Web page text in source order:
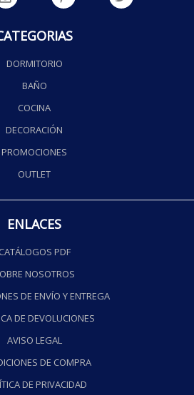
DORMITORIO
BAÑO
COCINA
DECORACIÓN
PROMOCIONES
OUTLET
ENLACES
CATÁLOGOS PDF
NOSOTROS
DE ENVÍO Y ENTREGA
DE DEVOLUCIONES
AVISO LEGAL
DE COMPRA
DE PRIVACIDAD